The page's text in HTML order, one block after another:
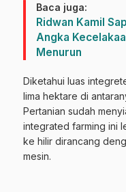
Baca juga:
Ridwan Kamil
Angka
Menurun
Diketahui luas
lima hektare di
Pertanian sudah
integrated farming ini
ke hilir dirancang
mesin.